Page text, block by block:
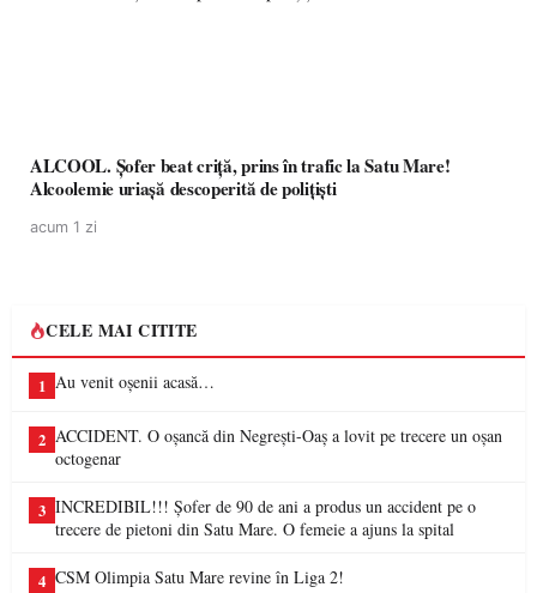
ALCOOL. Șofer beat criță, prins în trafic la Satu Mare!
Alcoolemie uriașă descoperită de polițiști
acum 1 zi
CELE MAI CITITE
1 Au venit oșenii acasă…
2 ACCIDENT. O oșancă din Negrești-Oaș a lovit pe trecere un oșan
octogenar
3 INCREDIBIL!!! Șofer de 90 de ani a produs un accident pe o
trecere de pietoni din Satu Mare. O femeie a ajuns la spital
4 CSM Olimpia Satu Mare revine în Liga 2!